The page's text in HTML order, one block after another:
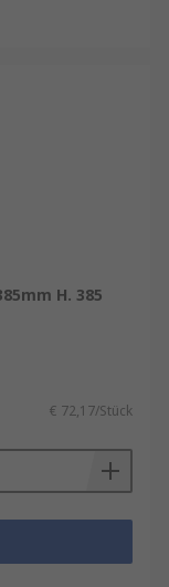
H. 385
€ 72,17/Stück